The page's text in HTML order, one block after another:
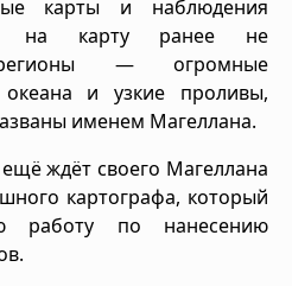
карты и наблюдения
на карту ранее не
регионы — огромные
океана и узкие проливы,
именем Магеллана.
ждёт своего Магеллана
картографа, который
работу по нанесению